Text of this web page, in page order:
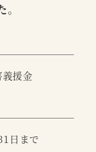
援金
日まで